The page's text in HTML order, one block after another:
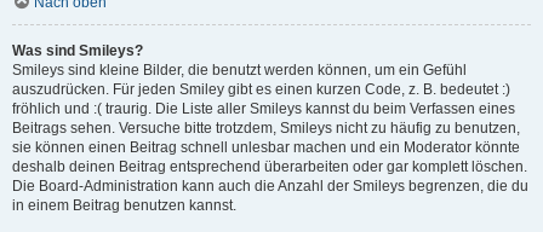
Was sind Smileys?
Smileys sind kleine Bilder, die benutzt werden können, um ein Gefühl
auszudrücken. Für jeden Smiley gibt es einen kurzen Code, z. B. bedeutet :)
fröhlich und :( traurig. Die Liste aller Smileys kannst du beim Verfassen eines
Beitrags sehen. Versuche bitte trotzdem, Smileys nicht zu häufig zu benutzen,
sie können einen Beitrag schnell unlesbar machen und ein Moderator könnte
deshalb deinen Beitrag entsprechend überarbeiten oder gar komplett löschen.
Die Board-Administration kann auch die Anzahl der Smileys begrenzen, die du
in einem Beitrag benutzen kannst.